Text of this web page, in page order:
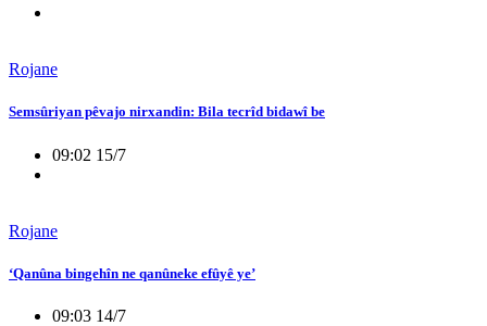
Rojane
Semsûriyan pêvajo nirxandin: Bila tecrîd bidawî be
09:02 15/7
Rojane
‘Qanûna bingehîn ne qanûneke efûyê ye’
09:03 14/7